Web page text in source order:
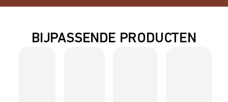
BIJPASSENDE PRODUCTEN